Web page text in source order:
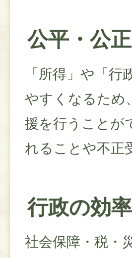
公平・公
「所得」や「
やすくなるため
援を行うことが
れることや不正
行政の効
社会保障・税・